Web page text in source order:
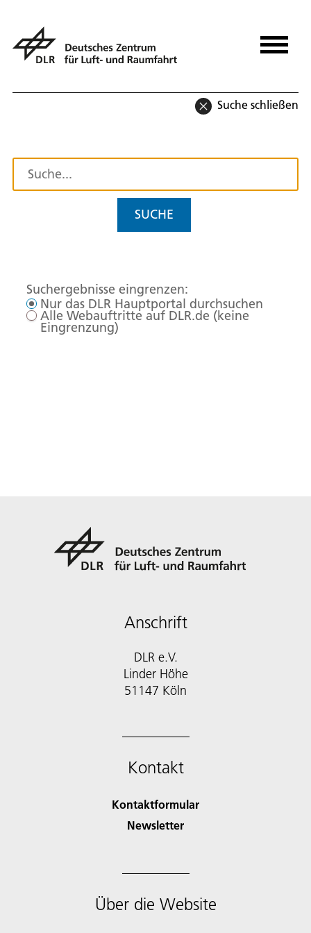
Suche schließen
SUCHE
Suchergebnisse eingrenzen:
Nur das DLR Hauptportal durchsuchen
Alle Webauftritte auf DLR.de (keine
Eingrenzung)
Anschrift
DLR e.V.
Linder Höhe
51147 Köln
Kontakt
Kontaktformular
Newsletter
Über die Website